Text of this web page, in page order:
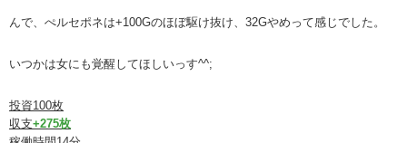
んで、ぺルセポネは+100Gのほぼ駆け抜け、32Gやめって感じでした。
いつかは女にも覚醒してほしいっす^^;
投資100枚
収支+275枚